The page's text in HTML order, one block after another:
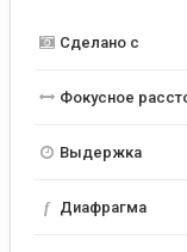
Сделано с
Фокусное
Выдержка
f Диафрагма